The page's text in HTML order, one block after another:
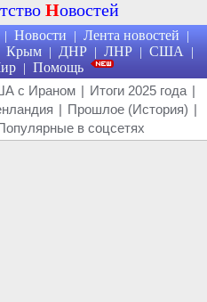
Новостей
| Новости | Лента новостей |
Крым | ДНР | ЛНР | США |
| Помощь
с Ираном | Итоги 2025 года |
| Прошлое (История) |
в соцсетях